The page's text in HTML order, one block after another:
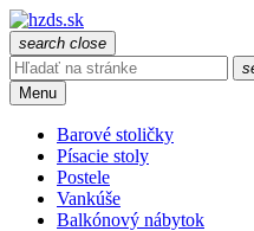
search close
Menu
Barové stoličky
Písacie stoly
Postele
Vankúše
Balkónový nábytok